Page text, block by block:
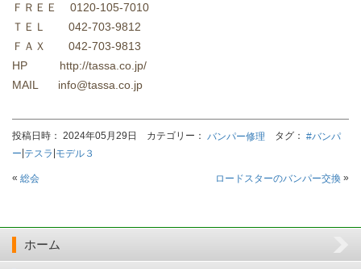
ＦＲＥＥ 0120-105-7010
ＴＥＬ 042-703-9812
ＦＡＸ 042-703-9813
HP http://tassa.co.jp/
MAIL info@tassa.co.jp
投稿日時： 2024年05月29日 カテゴリー： バンパー修理 タグ： #バンパ
ー テスラ モデル３
« 総会 ロードスターのバンパー交換 »
ホーム